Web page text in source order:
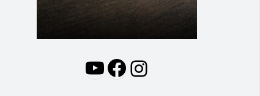
YouTube
Facebook
Instagram